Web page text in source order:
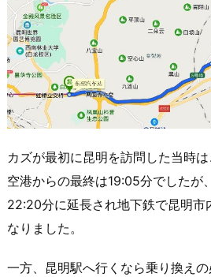
カズが最初に昆明を訪問した当時
空港からの最終は19:05分でしたが
22:20分に延長され地下鉄で昆明市
なりました。
一方、昆明駅へ行くなら乗り換え